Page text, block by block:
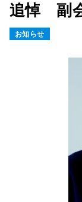
追悼 副
お知らせ